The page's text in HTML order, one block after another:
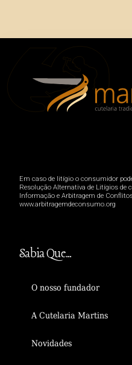
Em caso de litígio o consumidor
Resolução Alternativa de Litígios de
Informação e Arbitragem de
www.arbitragemdeconsumo.org
Sabia Que...
O nosso fundador
A Cutelaria Martins
Novidades